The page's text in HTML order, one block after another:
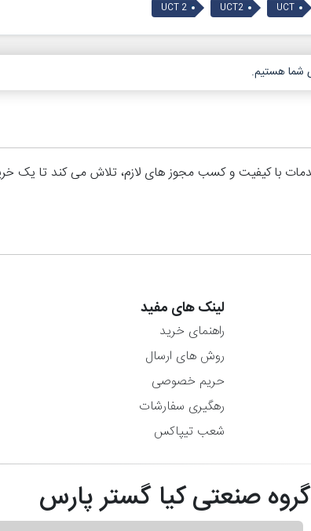
UCT
UCT2
UCT 2
و خدمات با کیفیت و کسب مجوز های لازم، تلاش می کند تا
لینک های مفید
راهنمای خرید
روش های ارسال
حریم خصوصی
رهگیری سفارشات
شعب تیپاکس
گروه صنعتی کیا گستر پارس